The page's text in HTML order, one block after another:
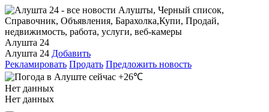
Алушта 24
Алушта 24 Добавить
Рекламировать Продать Предложить новость
+26℃
Нет данных
Нет данных